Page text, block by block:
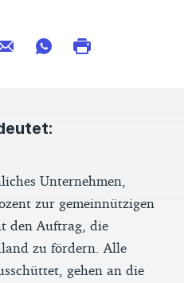
Unternehmen,
zur gemeinnützigen
den Auftrag, die
zu fördern. Alle
gehen an die